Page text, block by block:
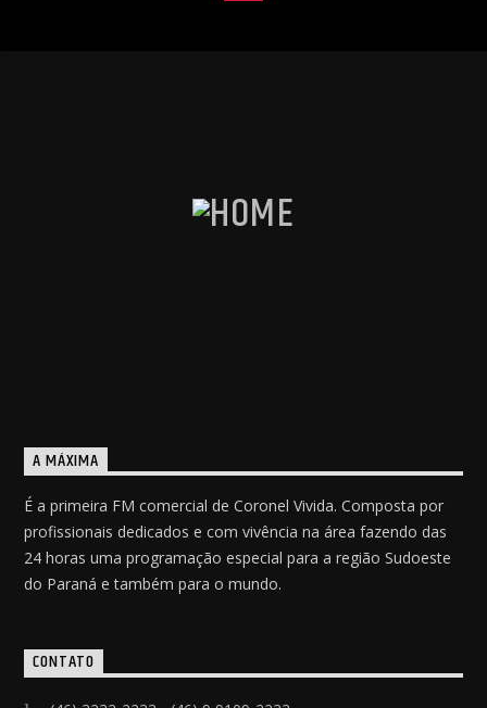
A MÁXIMA
É a primeira FM comercial de Coronel Vivida. Composta por
profissionais dedicados e com vivência na área fazendo das
24 horas uma programação especial para a região Sudoeste
do Paraná e também para o mundo.
CONTATO